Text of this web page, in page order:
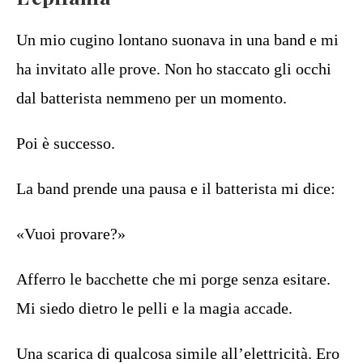
Un mio cugino lontano suonava in una band e mi
ha invitato alle prove. Non ho staccato gli occhi
dal batterista nemmeno per un momento.
Poi è successo.
La band prende una pausa e il batterista mi dice:
«Vuoi provare?»
Afferro le bacchette che mi porge senza esitare.
Mi siedo dietro le pelli e la magia accade.
Una scarica di qualcosa simile all’elettricità. Ero